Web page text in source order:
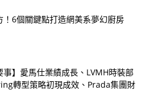
！6個關鍵點打造網美系夢幻廚房
事】愛馬仕業績成長、LVMH時裝部
轉型策略初現成效、Prada集團財